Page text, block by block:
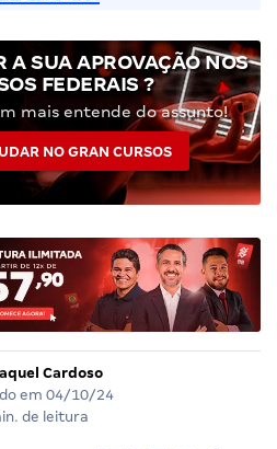
A SUA APROVAÇÃO NOS
FEDERAIS ?
mais entende do assunto!
NO GRAN CURSOS
Cardoso
em 04/10/24
de leitura